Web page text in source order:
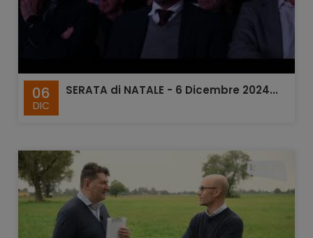
06
DIC
SERATA di NATALE - 6 Dicembre 2024...